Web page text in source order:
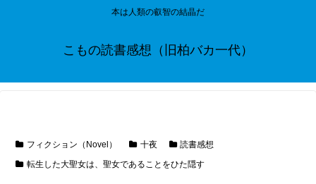
本は人類の叡智の結晶だ
こもの読書感想（旧柏バカ一代）
フィクション（Novel） 十夜
読書感想
転生した大聖女は、聖女であることをひた隠す